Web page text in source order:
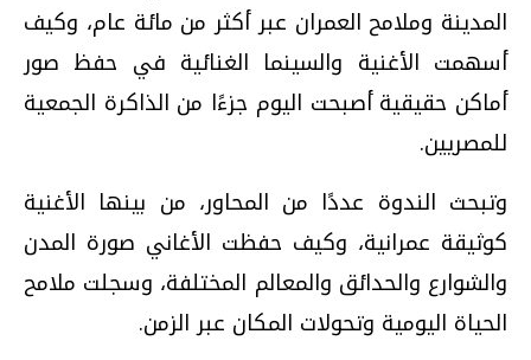
المدينة وملامح العمران عبر أكثر من مائة عام، وكيف
أسهمت الأغنية والسينما الغنائية في حفظ صور
أماكن حقيقية أصبحت اليوم جزءًا من الذاكرة الجمعية
للمصريين.
وتبحث الندوة عددًا من المحاور، من بينها الأغنية
كوثيقة عمرانية، وكيف حفظت الأغاني صورة المدن
والشوارع والحدائق والمعالم المختلفة، وسجلت ملامح
الحياة اليومية وتحولات المكان عبر الزمن.